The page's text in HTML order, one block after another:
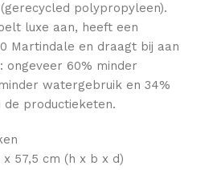
polypropyleen).
luxe aan, heeft een
Martindale en draagt bij aan
ongeveer 60% minder
watergebruik en 34%
de productieketen.
x 57,5 cm (h x b x d)